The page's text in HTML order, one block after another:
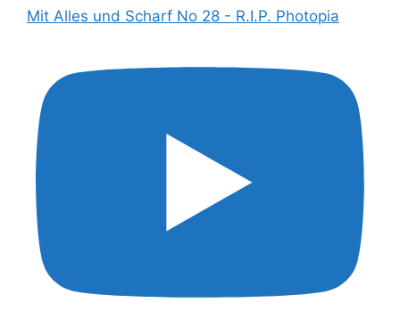
Mit Alles und Scharf No 28 - R.I.P. Photopia